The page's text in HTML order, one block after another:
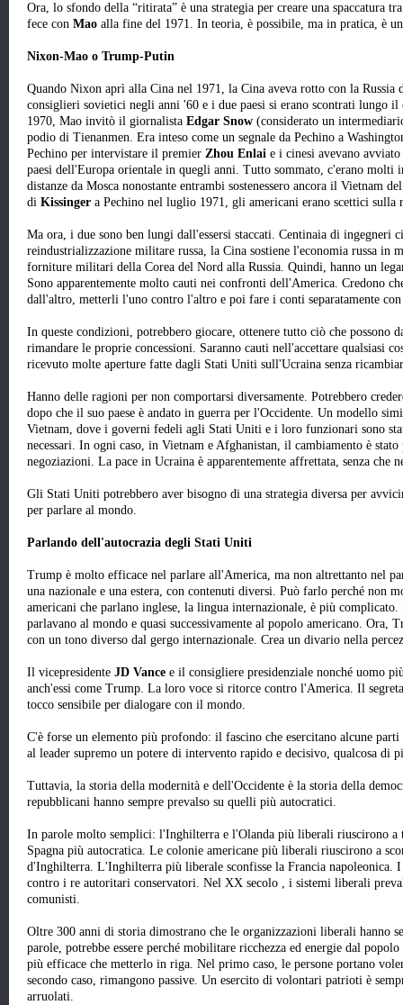
Ora, lo sfondo della “ritirata” è una strategia per creare una spaccatura
fece con Mao alla fine del 1971. In teoria, è possibile, ma in pratica, è
Nixon-Mao o Trump-Putin
Quando Nixon aprì alla Cina nel 1971, la Cina aveva rotto con la Russia
consiglieri sovietici negli anni '60 e i due paesi si erano scontrati lungo
1970, Mao invitò il giornalista Edgar Snow (considerato un
podio di Tienanmen. Era inteso come un segnale da Pechino a
Pechino per intervistare il premier Zhou Enlai e i cinesi avevano
paesi dell'Europa orientale in quegli anni. Tutto sommato, c'erano molti
distanze da Mosca nonostante entrambi sostenessero ancora il Vietnam
di Kissinger a Pechino nel luglio 1971, gli americani erano scettici sulla
Ma ora, i due sono ben lungi dall'essersi staccati. Centinaia di ingegneri
reindustrializzazione militare russa, la Cina sostiene l'economia russa in
forniture militari della Corea del Nord alla Russia. Quindi, hanno un
Sono apparentemente molto cauti nei confronti dell'America. Credono
dall'altro, metterli l'uno contro l'altro e poi fare i conti separatamente
In queste condizioni, potrebbero giocare, ottenere tutto ciò che possono
rimandare le proprie concessioni. Saranno cauti nell'accettare qualsiasi
ricevuto molte aperture fatte dagli Stati Uniti sull'Ucraina senza
Hanno delle ragioni per non comportarsi diversamente. Potrebbero
dopo che il suo paese è andato in guerra per l'Occidente. Un modello
Vietnam, dove i governi fedeli agli Stati Uniti e i loro funzionari sono
necessari. In ogni caso, in Vietnam e Afghanistan, il cambiamento è
negoziazioni. La pace in Ucraina è apparentemente affrettata, senza che
Gli Stati Uniti potrebbero aver bisogno di una strategia diversa per
per parlare al mondo.
Parlando dell'autocrazia degli Stati Uniti
Trump è molto efficace nel parlare all'America, ma non altrettanto nel
una nazionale e una estera, con contenuti diversi. Può farlo perché non
americani che parlano inglese, la lingua internazionale, è più
parlavano al mondo e quasi successivamente al popolo americano. Ora,
con un tono diverso dal gergo internazionale. Crea un divario nella
Il vicepresidente JD Vance e il consigliere presidenziale nonché uomo
anch'essi come Trump. La loro voce si ritorce contro l'America. Il
tocco sensibile per dialogare con il mondo.
C'è forse un elemento più profondo: il fascino che esercitano alcune
al leader supremo un potere di intervento rapido e decisivo, qualcosa
Tuttavia, la storia della modernità e dell'Occidente è la storia della
repubblicani hanno sempre prevalso su quelli più autocratici.
In parole molto semplici: l'Inghilterra e l'Olanda più liberali riuscirono a
Spagna più autocratica. Le colonie americane più liberali riuscirono a
d'Inghilterra. L'Inghilterra più liberale sconfisse la Francia napoleonica.
contro i re autoritari conservatori. Nel XX secolo , i sistemi liberali
comunisti.
Oltre 300 anni di storia dimostrano che le organizzazioni liberali hanno
parole, potrebbe essere perché mobilitare ricchezza ed energie dal
più efficace che metterlo in riga. Nel primo caso, le persone portano
secondo caso, rimangono passive. Un esercito di volontari patrioti è
arruolati.